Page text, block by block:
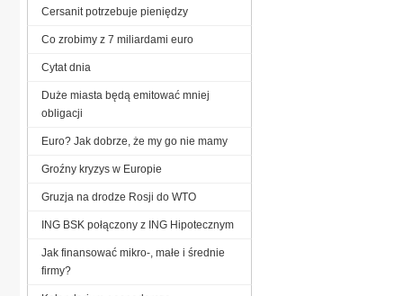
Cersanit potrzebuje pieniędzy
Co zrobimy z 7 miliardami euro
Cytat dnia
Duże miasta będą emitować mniej
obligacji
Euro? Jak dobrze, że my go nie mamy
Groźny kryzys w Europie
Gruzja na drodze Rosji do WTO
ING BSK połączony z ING Hipotecznym
Jak finansować mikro-, małe i średnie
firmy?